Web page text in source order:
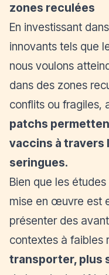
zones reculées
En investissant
innovants tels que
nous voulons
dans des zones
conflits ou fragiles,
patchs
vaccins à travers
seringues.
Bien que les
mise en œuvre est
présenter des
contextes à faibles
transporter, plus